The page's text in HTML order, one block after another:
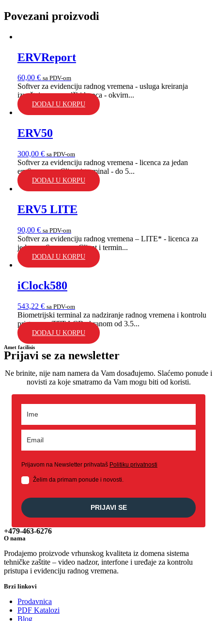
Povezani proizvodi
ERVReport
60,00 € sa PDV-om
Softver za evidenciju radnog vremena - usluga kreiranja
izveštaja po narudžbi kupca - okvirn...
DODAJ U KORPU
ERV50
300,00 € sa PDV-om
Softver za evidenciju radnog vremena - licenca za jedan
ervServer, ervClient i terminal - do 5...
DODAJ U KORPU
ERV5 LITE
90,00 € sa PDV-om
Softver za evidenciju radnog vremena – LITE* - licenca za
jedan ervServer, ervClient i termin...
DODAJ U KORPU
iClock580
543,22 € sa PDV-om
Biometrijski terminal za nadziranje radnog vremena i kontrolu
pristupa sa TFT-LCD ekranom od 3.5...
DODAJ U KORPU
Amet facilisis
Prijavi se za newsletter
Ne brinite, nije nam namera da Vam dosađujemo. Slaćemo ponude i
novisti za koje smatramo da Vam mogu biti od koristi.
Prijavom na Newsletter prihvataš Politiku privatnosti
Želim da primam ponude i novosti.
PRIJAVI SE
+479-463-6276
O nama
Prodajemo proizvode vrhunskog kvaliteta iz domena sistema
tehničke zaštite – video nadzor, interfone i uređaje za kontrolu
pristupa i evidenciju radnog vremena.
Brzi linkovi
Prodavnica
PDF Katalozi
Blog